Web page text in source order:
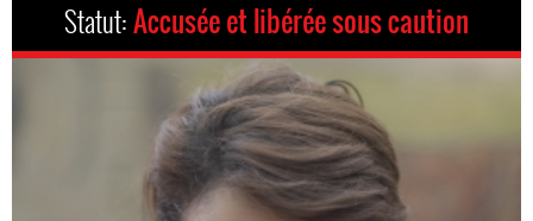
Statut:Accusée et libérée sous caution